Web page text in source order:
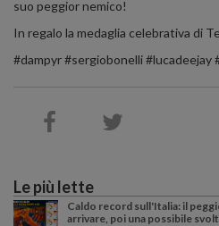
suo peggior nemico!
In regalo la medaglia celebrativa di
#dampyr #sergiobonelli #lucadeejay
Le più lette
Caldo record sull'Italia: il
arrivare, poi una possibile